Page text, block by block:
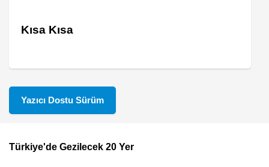
Kısa Kısa
Yazıcı Dostu Sürüm
Footer
Türkiye'de Gezilecek 20 Yer